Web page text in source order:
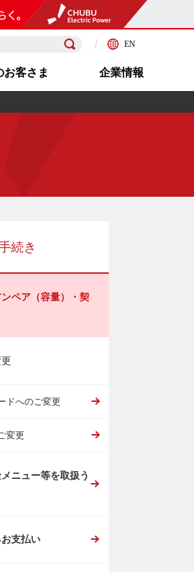
お客さま 企業情報
EN
続き
ペア（容量）・契
ドへのご変更
変更
ニュー等を取扱う
支払い